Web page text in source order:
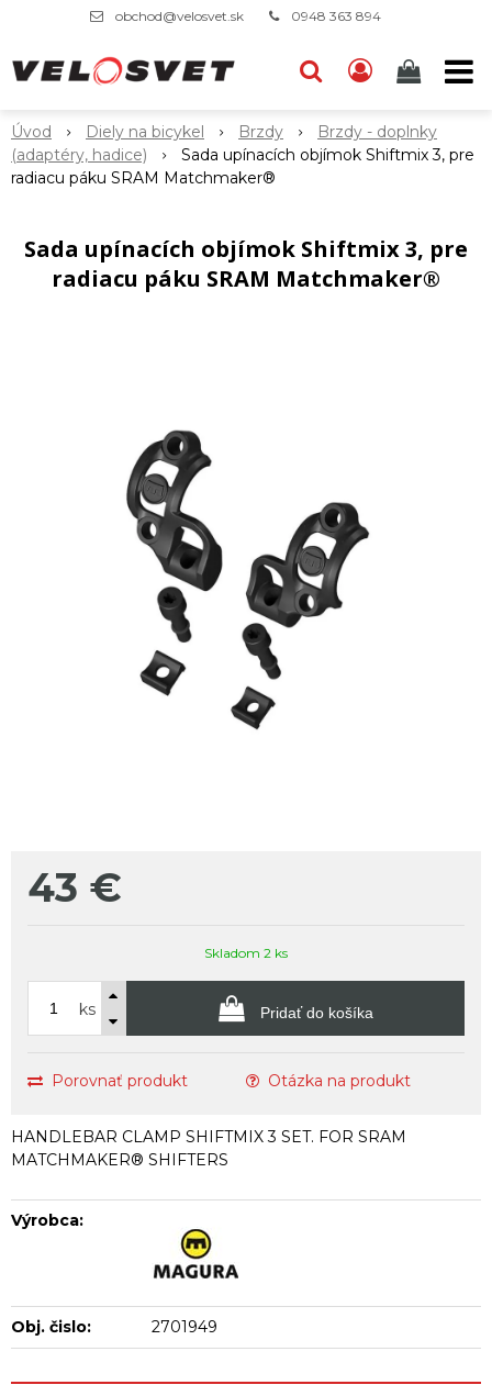
obchod@velosvet.sk 0948 363 894
Úvod Diely na bicykel Brzdy
Brzdy - doplnky
(adaptéry, hadice)
Sada upínacích objímok Shiftmix 3, pre
radiacu páku SRAM Matchmaker®
Sada upínacích objímok Shiftmix 3, pre
radiacu páku SRAM Matchmaker®
43 €
Skladom 2 ks
ks Pridať do košíka
Porovnať produkt Otázka na produkt
HANDLEBAR CLAMP SHIFTMIX 3 SET. FOR SRAM
MATCHMAKER® SHIFTERS
Výrobca:
Obj. čislo: 2701949